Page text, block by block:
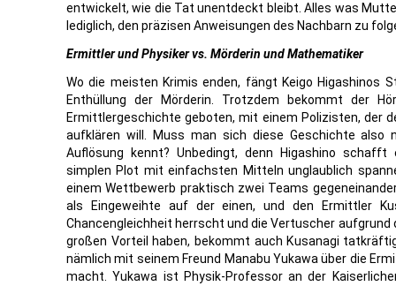
entwickelt, wie die Tat unentdeckt bleibt. Alles was
lediglich, den präzisen Anweisungen des Nachbarn zu
Ermittler und Physiker vs. Mörderin und Mathematiker
Wo die meisten Krimis enden, fängt Keigo Higashinos
Enthüllung der Mörderin. Trotzdem bekommt der
Ermittlergeschichte geboten, mit einem Polizisten, der
aufklären will. Muss man sich diese Geschichte also
Auflösung kennt? Unbedingt, denn Higashino
simplen Plot mit einfachsten Mitteln unglaublich
einem Wettbewerb praktisch zwei Teams
als Eingeweihte auf der einen, und den Ermittler
Chancengleichheit herrscht und die Vertuscher
großen Vorteil haben, bekommt auch Kusanagi
nämlich mit seinem Freund Manabu Yukawa über die
macht. Yukawa ist Physik-Professor an der